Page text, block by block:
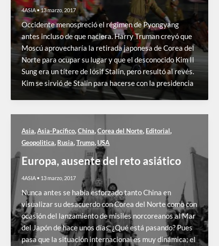
4ASIA •13 marzo, 2017
Occidente menospreció el régimen de Pyongyang
antes incluso de que naciera. Harry Truman creyó que
Moscú aprovecharía la retirada japonesa de Corea del
Norte para ocupar su lugar y que el desconocido Kim Il
Sung era un títere de Iósif Stalin, pero resultó al revés.
Kim se sirvió de Stalin para hacerse con la presidencia
Asia,Asia-Pacífico,China,Corea del Norte, Editorial,
Geopolitica, Rusia,Trump,USA
Europa, ausente del reto asiático
4ASIA • 13 marzo, 2017
Nunca antes se había esforzado tanto China en
visualizar su desacuerdo con Corea del Norte como con
ocasión del lanzamiento de misiles norcoreanos al Mar
del Japón de hace unos días. ¿Qué está pasando? Pues
pasa que la situación internacional es muy dinámica; el